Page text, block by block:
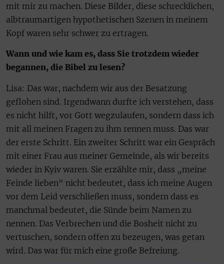
mit mir zu machen. Diese Bilder, diese schrecklichen,
albtraumartigen hypothetischen Szenen in meinem
Kopf waren sehr schwer zu ertragen.
Wann und wie kam es, dass Sie trotzdem wieder
begannen, die Bibel zu lesen?
Lisa: Das war, nachdem wir aus der Besatzung
geflohen sind. Irgendwann durfte ich verstehen, dass
es nicht hilft, vor Gott wegzulaufen, sondern dass ich
mit all meinen Fragen zu ihm rennen muss. Das war
der erste Schritt. Ein zweiter Schritt war ein Gespräch
mit einer Frau aus meiner Gemeinde, als wir bereits
wieder in Kyiv waren. Sie erzählte mir, dass „meine
Feinde lieben“ nicht bedeutet, dass ich meine Augen
vor dem Leid verschließen muss, sondern dass es
manchmal bedeutet, die Sünde beim Namen zu
nennen. Das Verbrechen und die Bosheit nicht zu
vertuschen, sondern offen zu bezeugen, was getan
wird. Das war für mich eine große Befreiung.